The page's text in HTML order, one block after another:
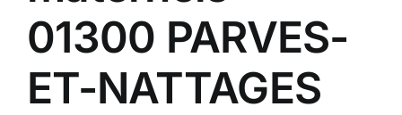
01300 PARVES-
ET-NATTAGES